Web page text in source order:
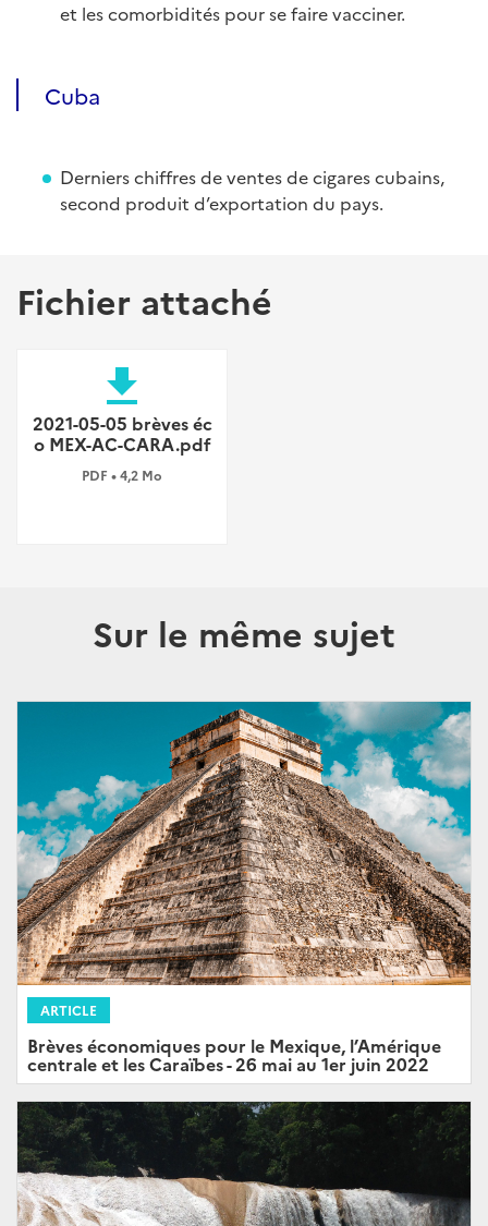
et les comorbidités pour se faire vacciner.
Cuba
Derniers chiffres de ventes de cigares cubains,
second produit d’exportation du pays.
Fichier attaché
file_download
2021-05-05 brèves éc
o MEX-AC-CARA.pdf
PDF • 4,2 Mo
Sur le même sujet
ARTICLE
Brèves économiques pour le Mexique, l’Amérique
centrale et les Caraïbes - 26 mai au 1er juin 2022